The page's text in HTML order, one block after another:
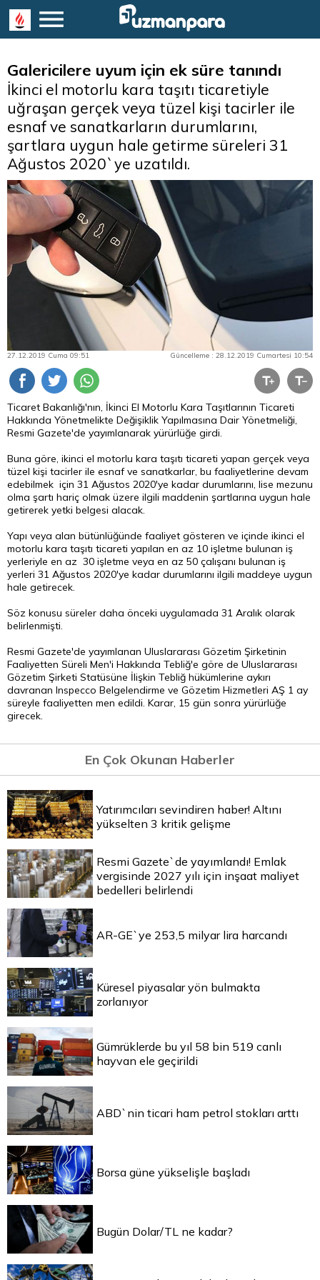
Galericilere uyum için ek süre tanındı
İkinci el motorlu kara taşıtı ticaretiyle
uğraşan gerçek veya tüzel kişi tacirler ile
esnaf ve sanatkarların durumlarını,
şartlara uygun hale getirme süreleri 31
Ağustos 2020`ye uzatıldı.
27.12.2019 Cuma 09:51 Güncelleme : 28.12.2019 Cumartesi 10:54
Ticaret Bakanlığı'nın, İkinci El Motorlu Kara Taşıtlarının Ticareti
Hakkında Yönetmelikte Değişiklik Yapılmasına Dair Yönetmeliği,
Resmi Gazete'de yayımlanarak yürürlüğe girdi.
Buna göre, ikinci el motorlu kara taşıtı ticareti yapan gerçek veya
tüzel kişi tacirler ile esnaf ve sanatkarlar, bu faaliyetlerine devam
edebilmek için 31 Ağustos 2020'ye kadar durumlarını, lise mezunu
olma şartı hariç olmak üzere ilgili maddenin şartlarına uygun hale
getirerek yetki belgesi alacak.
Yapı veya alan bütünlüğünde faaliyet gösteren ve içinde ikinci el
motorlu kara taşıtı ticareti yapılan en az 10 işletme bulunan iş
yerleriyle en az 30 işletme veya en az 50 çalışanı bulunan iş
yerleri 31 Ağustos 2020'ye kadar durumlarını ilgili maddeye uygun
hale getirecek.
Söz konusu süreler daha önceki uygulamada 31 Aralık olarak
belirlenmişti.
Resmi Gazete'de yayımlanan Uluslararası Gözetim Şirketinin
Faaliyetten Süreli Men'i Hakkında Tebliğ'e göre de Uluslararası
Gözetim Şirketi Statüsüne İlişkin Tebliğ hükümlerine aykırı
davranan Inspecco Belgelendirme ve Gözetim Hizmetleri AŞ 1 ay
süreyle faaliyetten men edildi. Karar, 15 gün sonra yürürlüğe
girecek.
En Çok Okunan Haberler
Yatırımcıları sevindiren haber! Altını
yükselten 3 kritik gelişme
Resmi Gazete`de yayımlandı! Emlak
vergisinde 2027 yılı için inşaat maliyet
bedelleri belirlendi
AR-GE`ye 253,5 milyar lira harcandı
Küresel piyasalar yön bulmakta
zorlanıyor
Gümrüklerde bu yıl 58 bin 519 canlı
hayvan ele geçirildi
ABD`nin ticari ham petrol stokları arttı
Borsa güne yükselişle başladı
Bugün Dolar/TL ne kadar?